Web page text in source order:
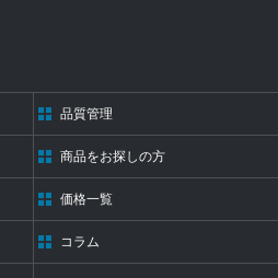
品質管理
商品をお探しの方
価格一覧
コラム